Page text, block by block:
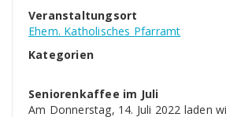
Veranstaltungsort
Ehem. Katholisches Pfarramt
Kategorien
Seniorenkaffee im Juli
Am Donnerstag, 14. Juli 2022 laden